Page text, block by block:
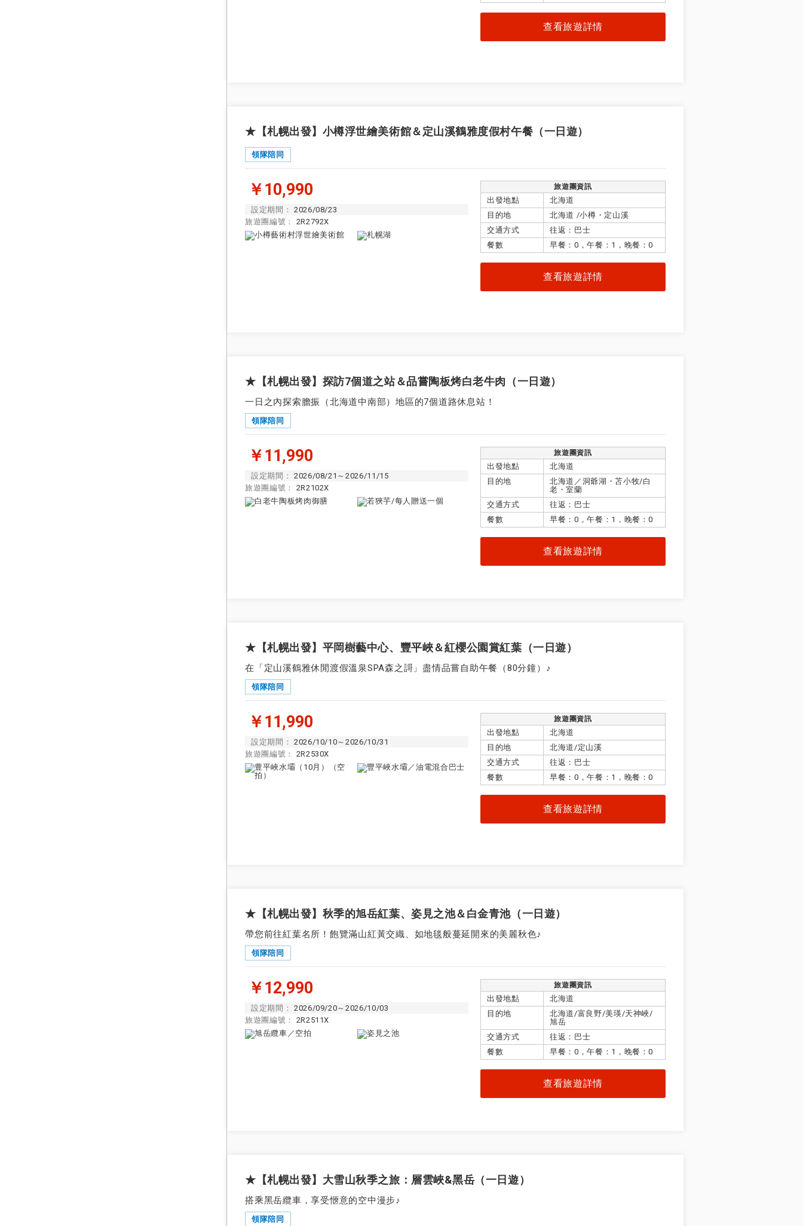
領隊陪同 整個旅程都有領隊陪同。
由當地領隊陪同
場全程陪同。
由英語領隊陪同
早鳥折扣
中國地方（山陰・山陽）
選擇本月全部
查看旅遊詳情
★【札幌出發】小樽浮世繪美術館＆定山溪鶴雅度假村午餐（一日遊）
領隊陪同
￥10,990
設定期間： 2026/08/23
旅遊團編號：
2R2792X
旅遊團資訊
出發地點
北海道
目的地
北海道 /小樽・定山溪
交通方式
往返：巴士
餐數
早餐：0，午餐：1，晚餐：0
查看旅遊詳情
★【札幌出發】探訪7個道之站＆品嘗陶板烤白老牛肉（一日遊）
一日之內探索膽振（北海道中南部）地區的7個道路休息站！
領隊陪同
￥11,990
設定期間： 2026/08/21～2026/11/15
旅遊團編號：
2R2102X
旅遊團資訊
出發地點
北海道
目的地
北海道／洞爺湖・苫小牧/白
老・室蘭
交通方式
往返：巴士
餐數
早餐：0，午餐：1，晚餐：0
查看旅遊詳情
★【札幌出發】平岡樹藝中心、豐平峽＆紅櫻公園賞紅葉（一日遊）
在「定山溪鶴雅休閒渡假溫泉SPA森之謌」盡情品嘗自助午餐（80分鐘）♪
領隊陪同
￥11,990
設定期間： 2026/10/10～2026/10/31
旅遊團編號：
2R2530X
旅遊團資訊
出發地點
北海道
目的地
北海道/定山溪
交通方式
往返：巴士
餐數
早餐：0，午餐：1，晚餐：0
查看旅遊詳情
★【札幌出發】秋季的旭岳紅葉、姿見之池＆白金青池（一日遊）
帶您前往紅葉名所！飽覽滿山紅黃交織、如地毯般蔓延開來的美麗秋色♪
領隊陪同
￥12,990
設定期間： 2026/09/20～2026/10/03
旅遊團編號：
2R2511X
旅遊團資訊
出發地點
北海道
目的地
北海道/富良野/美瑛/天神峽/
旭岳
交通方式
往返：巴士
餐數
早餐：0，午餐：1，晚餐：0
查看旅遊詳情
★【札幌出發】大雪山秋季之旅：層雲峽&黑岳（一日遊）
搭乘黑岳纜車，享受愜意的空中漫步♪
領隊陪同